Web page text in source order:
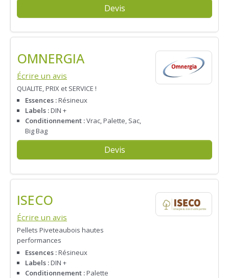
Devis
OMNERGIA
Écrire un avis
QUALITE, PRIX et SERVICE !
Essences :Résineux
Labels :DIN +
Conditionnement :Vrac, Palette, Sac,
Big Bag
Devis
ISECO
Écrire un avis
Pellets Piveteaubois hautes
performances
Essences :Résineux
Labels :DIN +
Conditionnement :Palette